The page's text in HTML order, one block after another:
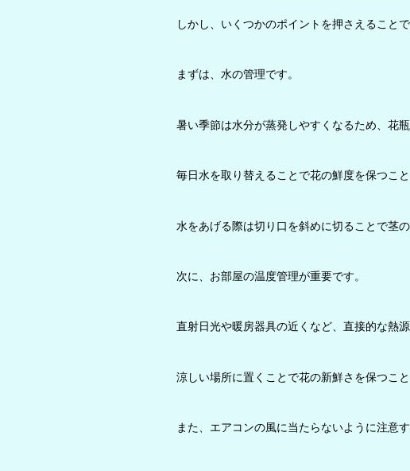
しかし、いくつかのポイントを押さえること
まずは、水の管理です。
暑い季節は水分が蒸発しやすくなるため、花
毎日水を取り替えることで花の鮮度を保つこと
水をあげる際は切り口を斜めに切ることで茎
次に、お部屋の温度管理が重要です。
直射日光や暖房器具の近くなど、直接的な熱
涼しい場所に置くことで花の新鮮さを保つこと
また、エアコンの風に当たらないように注意